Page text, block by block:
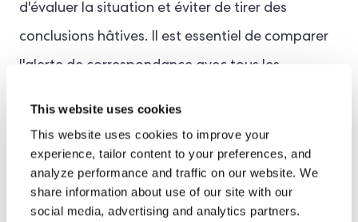
This website uses cookies
This website uses cookies to improve your
experience, tailor content to your preferences, and
analyze performance and traffic on our website. We
share information about use of our site with our
social media, advertising and analytics partners.
d'évaluer la situation et éviter de tirer des
conclusions hâtives. Il est essentiel de comparer
l'alerte de correspondance avec tous les
risques. De plus, si la correspondance reste
ambiguë après une enquête préliminaire, le client
doit opter pour une procédure d'escalade des